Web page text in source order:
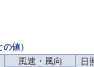
値）
風速・風向
日